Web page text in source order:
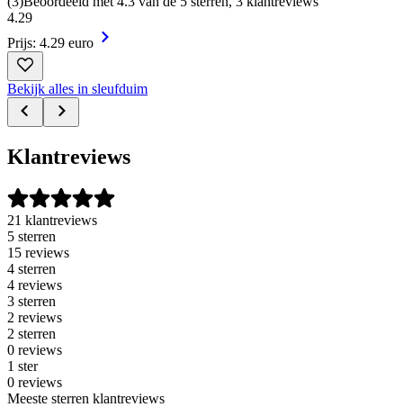
4.29
Prijs: 4.29 euro
Bekijk alles in sleufduim
Klantreviews
21 klantreviews
5 sterren
15 reviews
4 sterren
4 reviews
3 sterren
2 reviews
2 sterren
0 reviews
1 ster
0 reviews
Meeste sterren klantreviews